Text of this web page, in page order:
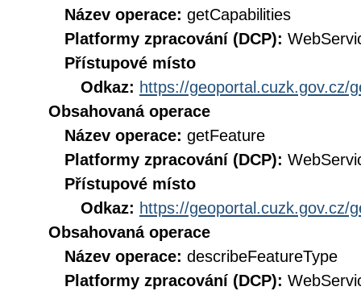
Název operace: getCapabilities
Platformy zpracování (DCP):
Přístupové místo
Odkaz: https://geoportal.cuzk.gov.cz/
Obsahovaná operace
Název operace: getFeature
Platformy zpracování (DCP):
Přístupové místo
Odkaz: https://geoportal.cuzk.gov.cz/
Obsahovaná operace
Název operace: describeFeatureType
Platformy zpracování (DCP):